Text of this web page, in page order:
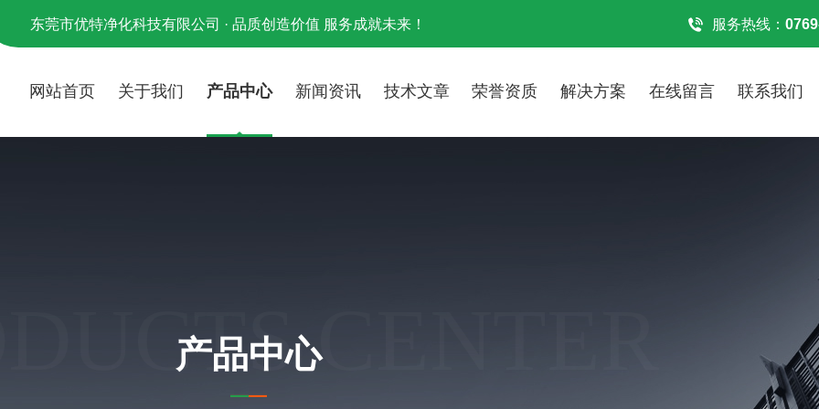
东莞市优特净化科技有限公司 · 品质创造价值 服务成就未来！ 服务热线：
网站首页 关于我们 产品中心 新闻资讯 技术文章 荣誉资质 解决方案 在线留言 联系我们
CENTER
产品中心